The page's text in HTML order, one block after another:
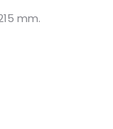
mm.